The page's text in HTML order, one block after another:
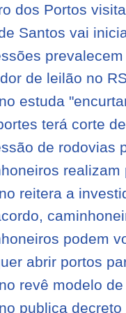
dos Portos
Santos vai
de leilão no
estuda
terá corte
de rodovias
reitera a
podem
abrir portos
revê modelo
publica